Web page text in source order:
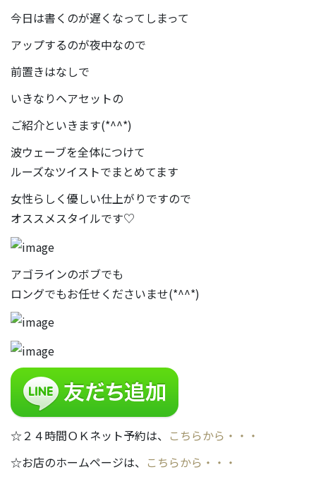
今日は書くのが遅くなってしまって
アップするのが夜中なので
前置きはなしで
いきなりヘアセットの
ご紹介といきます(*^^*)
波ウェーブを全体につけて
ルーズなツイストでまとめてます
女性らしく優しい仕上がりですので
オススメスタイルです♡
アゴラインのボブでも
ロングでもお任せくださいませ(*^^*)
☆２４時間ＯＫネット予約は、 こちらから・・・
☆お店のホームページは、 こちらから・・・